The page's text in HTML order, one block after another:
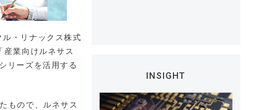
・リナックス株式
業向けルネサス
リーズを活用する
もので、ルネサス
INSIGHT